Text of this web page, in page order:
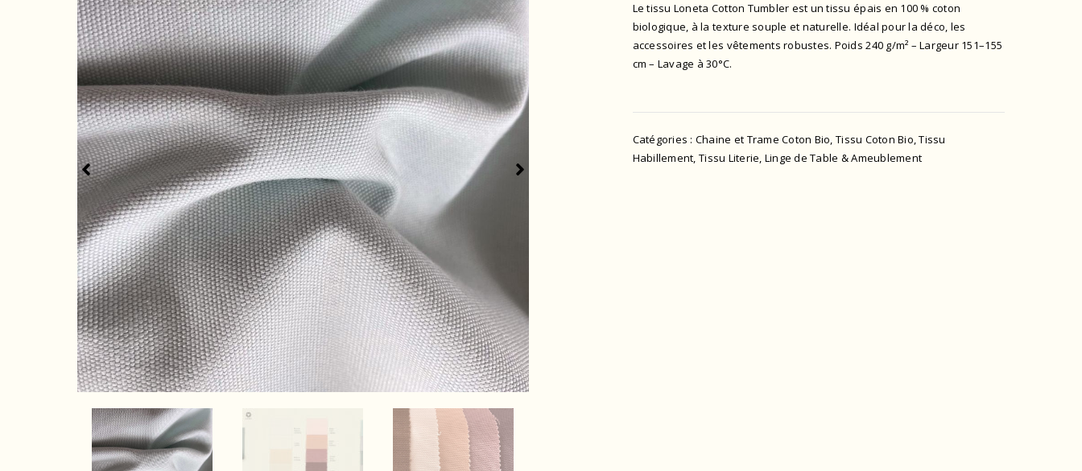
Le tissu Loneta Cotton Tumbler est un tissu épais en 100 % coton
biologique, à la texture souple et naturelle. Idéal pour la déco, les
accessoires et les vêtements robustes. Poids 240 g/m² – Largeur 151–155
cm – Lavage à 30°C.
Catégories : Chaine et Trame Coton Bio, Tissu Coton Bio,Tissu
Habillement, Tissu Literie, Linge de Table & Ameublement